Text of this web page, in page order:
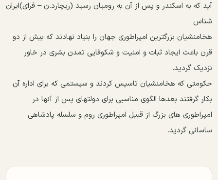
آید که به اسکندر و پس از آن به رومیان رسید (ریچارد.ن – فرای)ایران
شناس
هخامنشیان بزرگترین امپراطوری جهان را بنیاد نهادند که بیش از دو
قرن باعث ایجاد ثبات و امنیت و شکوفایی تمدن بشری در خاور
نزدیک گردید.
حکومتی که هخامنشیان تاسیس کردند و سیستمی که برای اداره آن
بکار گرفتند بعدها الگوی مناسبی برای دولتهای پس از آنها در
امپراطوری های بزرگ از قبیل امپراطوری روم و سلسله پادشاهی
ساسانی گردید.